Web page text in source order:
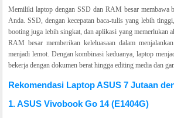
Memiliki laptop dengan SSD dan RAM besar membawa
Anda. SSD, dengan kecepatan baca-tulis yang lebih
booting juga lebih singkat, dan aplikasi yang memerlukan
RAM besar memberikan keleluasaan dalam
menjadi lemot. Dengan kombinasi keduanya, laptop
bekerja dengan dokumen berat hingga editing media dan
Rekomendasi Laptop ASUS 7 Jutaan
1. ASUS Vivobook Go 14 (E1404G)